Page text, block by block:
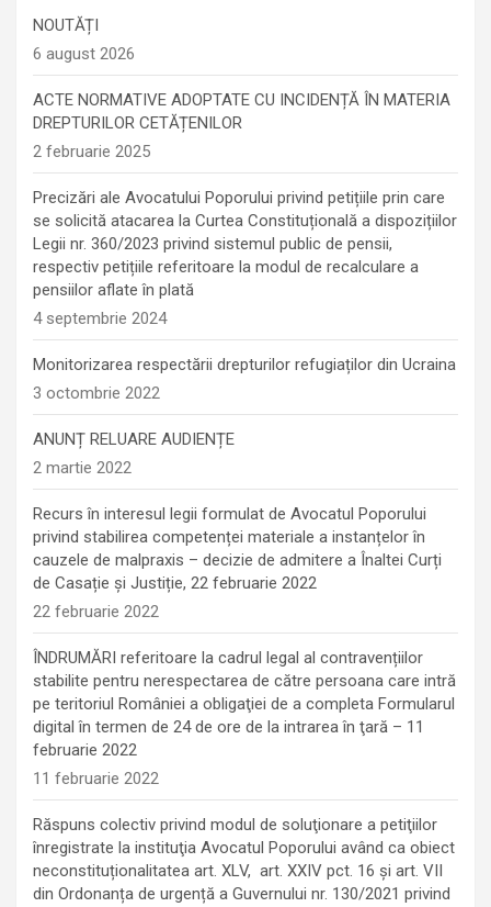
NOUTĂȚI
6 august 2026
ACTE NORMATIVE ADOPTATE CU INCIDENȚĂ ÎN MATERIA
DREPTURILOR CETĂȚENILOR
2 februarie 2025
Precizări ale Avocatului Poporului privind petițiile prin care
se solicită atacarea la Curtea Constituțională a dispozițiilor
Legii nr. 360/2023 privind sistemul public de pensii,
respectiv petițiile referitoare la modul de recalculare a
pensiilor aflate în plată
4 septembrie 2024
Monitorizarea respectării drepturilor refugiaților din Ucraina
3 octombrie 2022
ANUNȚ RELUARE AUDIENȚE
2 martie 2022
Recurs în interesul legii formulat de Avocatul Poporului
privind stabilirea competenței materiale a instanțelor în
cauzele de malpraxis – decizie de admitere a Înaltei Curți
de Casație și Justiție, 22 februarie 2022
22 februarie 2022
ÎNDRUMĂRI referitoare la cadrul legal al contravențiilor
stabilite pentru nerespectarea de către persoana care intră
pe teritoriul României a obligaţiei de a completa Formularul
digital în termen de 24 de ore de la intrarea în ţară – 11
februarie 2022
11 februarie 2022
Răspuns colectiv privind modul de soluţionare a petiţiilor
înregistrate la instituţia Avocatul Poporului având ca obiect
neconstituționalitatea art. XLV, art. XXIV pct. 16 și art. VII
din Ordonanța de urgență a Guvernului nr. 130/2021 privind